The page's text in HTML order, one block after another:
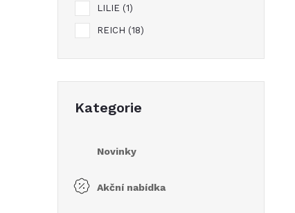
n
LILIE 1
REICH 18
kategorie
Kategorie
Novinky
Akční nabídka